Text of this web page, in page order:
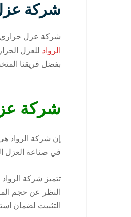
شركة
شركة عزل حراري
الرواد للعزل
بفضل فريقنا
شركة
إن شركة الرواد
في صناعة العزل
تتميز شركة
النظر عن حجم
التثبيت لضمان